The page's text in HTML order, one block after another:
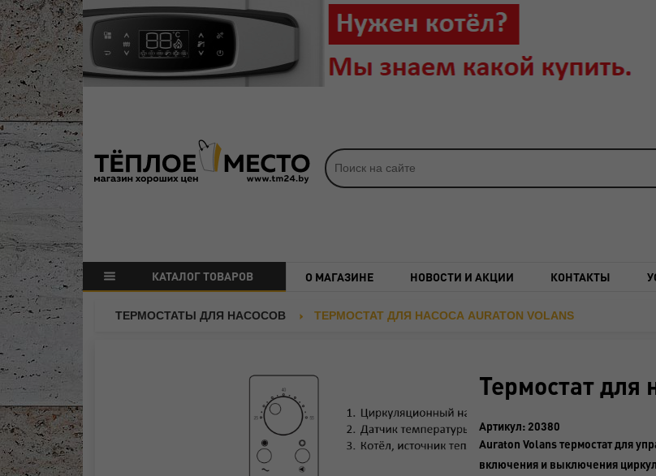
КАТАЛОГ ТОВАРОВ О МАГАЗИНЕ НОВОСТИ И АКЦИИ КОНТАКТЫ
ТЕРМОСТАТЫ ДЛЯ НАСОСОВ ТЕРМОСТАТ ДЛЯ НАСОСА AURATON VOLANS
Термостат для
Артикул: 20380
Auraton Volans термостат для
включения и выключения